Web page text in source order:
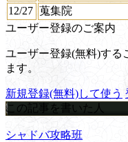
12/27 蒐集院
ユーザー登録のご案内
ユーザー登録(無料)する
ます。
新規登録(無料)して使う
この記事を書いた人
シャドバ攻略班